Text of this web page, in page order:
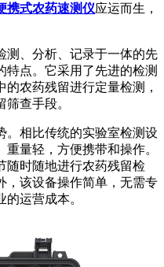
携式农药速测仪应运而生，
、分析、记录于一体的先
特点。它采用了先进的检测
农药残留进行定量检测，
查手段。
相比传统的实验室检测设
量轻，方便携带和操作。
随时随地进行农药残留检
，该设备操作简单，无需专
运营成本。